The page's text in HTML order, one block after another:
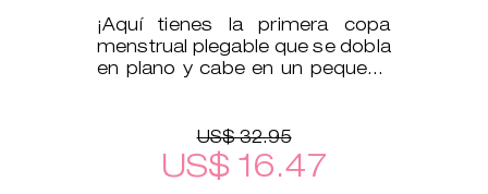
¡Aquí tienes la primera copa
menstrual plegable que se dobla
en plano y cabe en un pequeño
US$ 32.95
US$ 16.47